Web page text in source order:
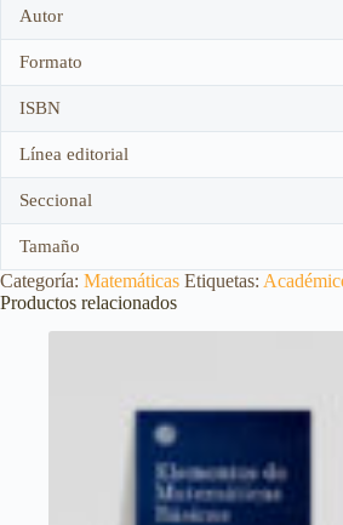
Autor
Formato
ISBN
Línea editorial
Seccional
Tamaño
Categoría: Matemáticas Etiquetas:
Productos relacionados